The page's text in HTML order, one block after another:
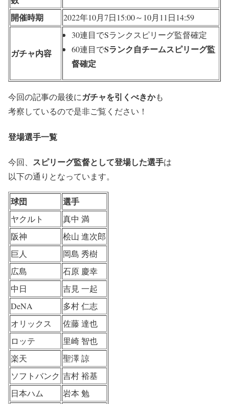
開催時期
2022年10月7日15:00～10月11日14:59
ガチャ内容
30連目でSランクスピリーグ監督確定
60連目でSランク自チームスピリーグ監
督確定
今回の記事の最後にガチャを引くべきかも
考察しているので是非ご覧ください！
登場選手一覧
今回、 スピリーグ監督として登場した選手は
以下の通りとなっています。
球団 選手
ヤクルト
真中 満
阪神
桧山 進次郎
巨人
岡島 秀樹
広島
石原 慶幸
中日
吉見 一起
DeNA
多村 仁志
オリックス
佐藤 達也
ロッテ
里崎 智也
楽天
聖澤 諒
ソフトバンク 吉村 裕基
日本ハム
岩本 勉